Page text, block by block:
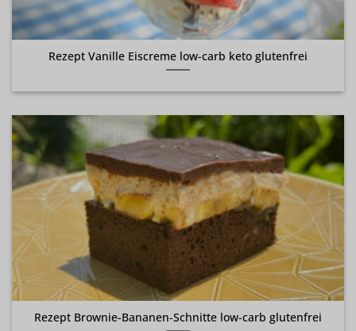
Rezept Vanille Eiscreme low-carb keto glutenfrei
Rezept Brownie-Bananen-Schnitte low-carb glutenfrei